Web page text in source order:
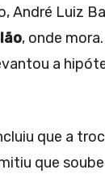
André Luiz
, onde
a
que a
que